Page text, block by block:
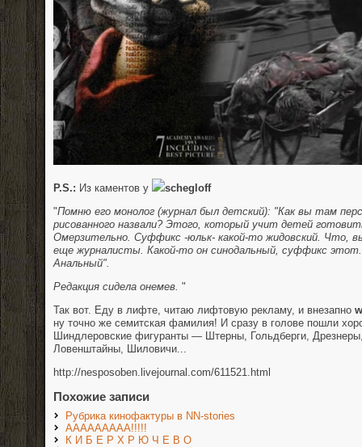
P.S.: Из каментов у
schegloff
"Помню его монолог (журнал был детский): "Как вы там
рисованного назвали? Этого, который учит детей
Омерзительно. Суффикс -юльк- какой-то жидовский. Что,
еще журналисты. Какой-то он синодальный, суффикс
Анальный".
Редакция сидела онемев. "
Так вот. Еду в лифте, читаю лифтовую рекламу, и внезапно
ну точно же семитская фамилия! И сразу в голове пошли
Шиндлеровские фигуранты — Штерны, Гольдберги,
Ловенштайны, Шиловичи...
http://nesposoben.livejournal.com/611521.html
Похожие записи
Рубрика кинофактуры в NN-stories
ААААААААА!!!!!
К И Б Е Р Х Р Ю Ч Е В О